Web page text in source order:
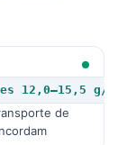
12,0–15,5 g/dL
de